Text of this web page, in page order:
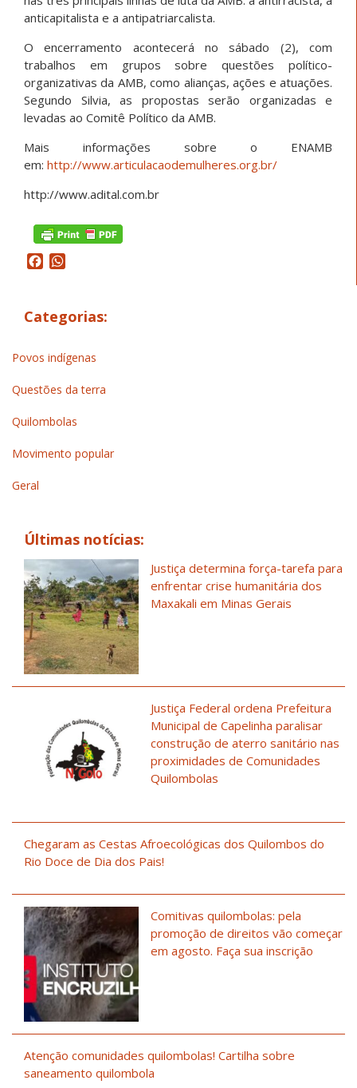
anticapitalista e a antipatriarcalista.
O encerramento acontecerá no sábado (2), com
trabalhos em grupos sobre questões político-
organizativas da AMB, como alianças, ações e atuações.
Segundo Silvia, as propostas serão organizadas e
levadas ao Comitê Político da AMB.
Mais informações sobre o ENAMB
em: http://www.articulacaodemulheres.org.br/
http://www.adital.com.br
Facebook
Categorias:
Povos indígenas
Questões da terra
Quilombolas
Movimento popular
Geral
Últimas notícias:
Justiça determina força-tarefa para
enfrentar crise humanitária dos
Maxakali em Minas Gerais
Justiça Federal ordena Prefeitura
Municipal de Capelinha paralisar
construção de aterro sanitário nas
proximidades de Comunidades
Quilombolas
Chegaram as Cestas Afroecológicas dos Quilombos do
Rio Doce de Dia dos Pais!
Comitivas quilombolas: pela
promoção de direitos vão começar
em agosto. Faça sua inscrição
Atenção comunidades quilombolas! Cartilha sobre
saneamento quilombola